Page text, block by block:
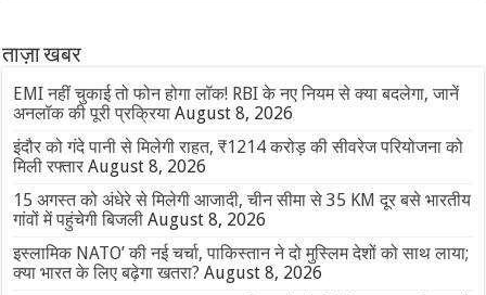
ताज़ा खबर
EMI नहीं चुकाई तो फोन होगा लॉक! RBI के नए नियम से क्या बदलेगा, जानें
अनलॉक की पूरी प्रक्रिया August 8, 2026
इंदौर को गंदे पानी से मिलेगी राहत, ₹1214 करोड़ की सीवरेज परियोजना को
मिली रफ्तार August 8, 2026
15 अगस्त को अंधेरे से मिलेगी आजादी, चीन सीमा से 35 KM दूर बसे भारतीय
गांवों में पहुंचेगी बिजली August 8, 2026
इस्लामिक NATO’ की नई चर्चा, पाकिस्तान ने दो मुस्लिम देशों को साथ लाया;
क्या भारत के लिए बढ़ेगा खतरा? August 8, 2026